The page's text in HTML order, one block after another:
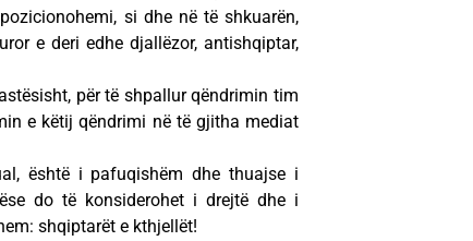
si dhe në të shkuarën,
e deri edhe djallëzor, antishqiptar,
për të shpallur qëndrimin tim
e këtij qëndrimi në të gjitha mediat
është i pafuqishëm dhe thuajse i
do të konsiderohet i drejtë dhe i
shqiptarët e kthjellët!